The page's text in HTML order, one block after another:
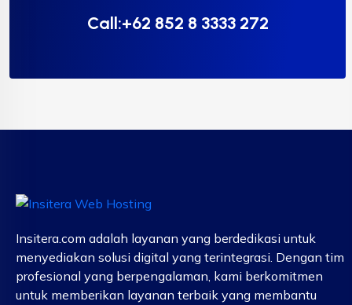
Call:+62 852 8 3333 272
Insitera.com adalah layanan yang berdedikasi untuk
menyediakan solusi digital yang terintegrasi. Dengan tim
profesional yang berpengalaman, kami berkomitmen
untuk memberikan layanan terbaik yang membantu